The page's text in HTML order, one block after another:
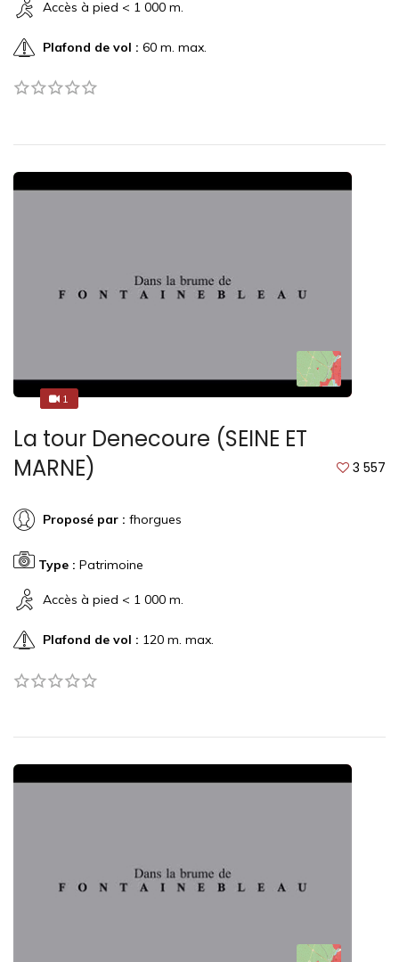
Accès à pied < 1 000 m.
Plafond de vol : 60 m. max.
1
1
La tour Denecoure (SEINE ET
MARNE)
3 557
Proposé par : fhorgues
Type : Patrimoine
Accès à pied < 1 000 m.
Plafond de vol : 120 m. max.